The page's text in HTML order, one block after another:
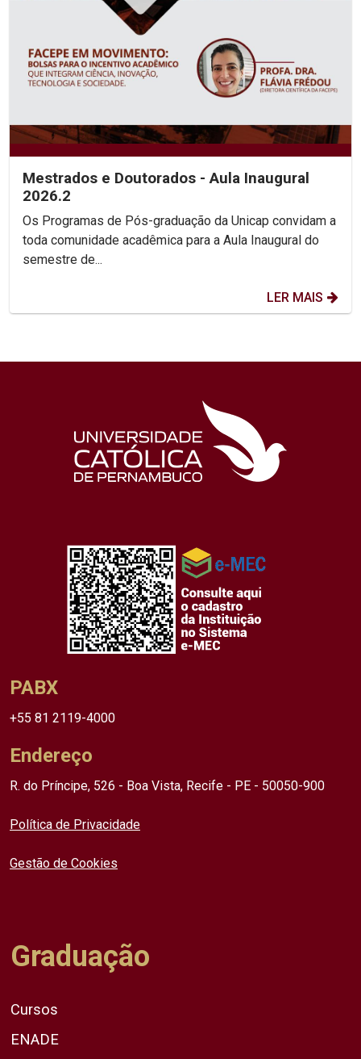
Mestrados e Doutorados - Aula Inaugural
2026.2
Os Programas de Pós-graduação da Unicap convidam a
toda comunidade acadêmica para a Aula Inaugural do
semestre de...
LER MAIS
PABX
+55 81 2119-4000
Endereço
R. do Príncipe, 526 - Boa Vista, Recife - PE - 50050-900
Política de Privacidade
Gestão de Cookies
Graduação
Cursos
ENADE